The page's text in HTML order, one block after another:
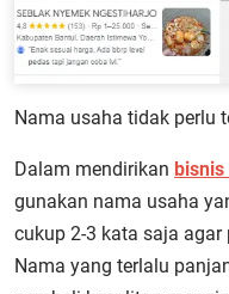
Nama usaha tidak perlu
Dalam mendirikan bisnis
gunakan nama usaha
cukup 2-3 kata saja
Nama yang terlalu